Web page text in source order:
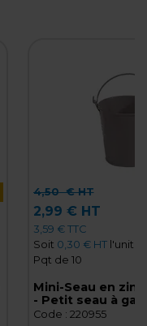
4,50€ HT
2,99 € HT
3,59 € TTC
Soit 0,30 € HTl'unité
Pqt de 10
Mini-Seau en
- Petit seau à
Gris - Paquet de
Code : 220955